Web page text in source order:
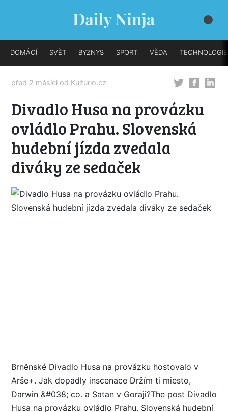
DOMÁCÍ SVĚT BYZNYS SPORT VĚDA TECHNOLOGIE
před 2 měsíci od Kulturio.cz
Divadlo Husa na provázku
ovládlo Prahu. Slovenská
hudební jízda zvedala
diváky ze sedaček
Brněnské Divadlo Husa na provázku hostovalo v
Arše+. Jak dopadly inscenace Držím ti miesto,
Darwin &#038; co. a Satan v Goraji?The post Divadlo
Husa na provázku ovládlo Prahu. Slovenská hudební